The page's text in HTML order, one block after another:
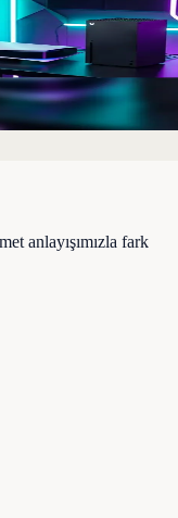
ikinci el
anlayışımızla fark